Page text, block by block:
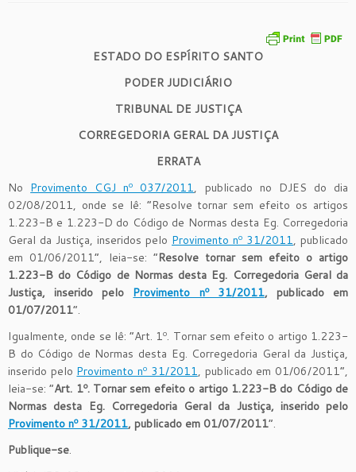
ESTADO DO ESPÍRITO SANTO
PODER JUDICIÁRIO
TRIBUNAL DE JUSTIÇA
CORREGEDORIA GERAL DA JUSTIÇA
ERRATA
No Provimento CGJ nº 037/2011, publicado no DJES do dia
02/08/2011, onde se lê: “Resolve tornar sem efeito os artigos
1.223-B e 1.223-D do Código de Normas desta Eg. Corregedoria
Geral da Justiça, inseridos pelo Provimento nº 31/2011, publicado
em 01/06/2011”, leia-se: “Resolve tornar sem efeito o artigo
1.223-B do Código de Normas desta Eg. Corregedoria Geral da
Justiça, inserido pelo Provimento nº 31/2011, publicado em
01/07/2011”.
Igualmente, onde se lê: “Art. 1º. Tornar sem efeito o artigo 1.223-
B do Código de Normas desta Eg. Corregedoria Geral da Justiça,
inserido pelo Provimento nº 31/2011, publicado em 01/06/2011”,
leia-se: “Art. 1º. Tornar sem efeito o artigo 1.223-B do Código de
Normas desta Eg. Corregedoria Geral da Justiça, inserido pelo
Provimento nº 31/2011, publicado em 01/07/2011”.
Publique-se.